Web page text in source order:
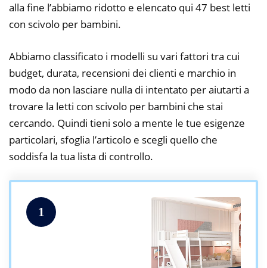
alla fine l’abbiamo ridotto e elencato qui 47 best letti
con scivolo per bambini.
Abbiamo classificato i modelli su vari fattori tra cui
budget, durata, recensioni dei clienti e marchio in
modo da non lasciare nulla di intentato per aiutarti a
trovare la letti con scivolo per bambini che stai
cercando. Quindi tieni solo a mente le tue esigenze
particolari, sfoglia l’articolo e scegli quello che
soddisfa la tua lista di controllo.
1